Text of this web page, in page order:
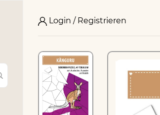
Login / Registrieren